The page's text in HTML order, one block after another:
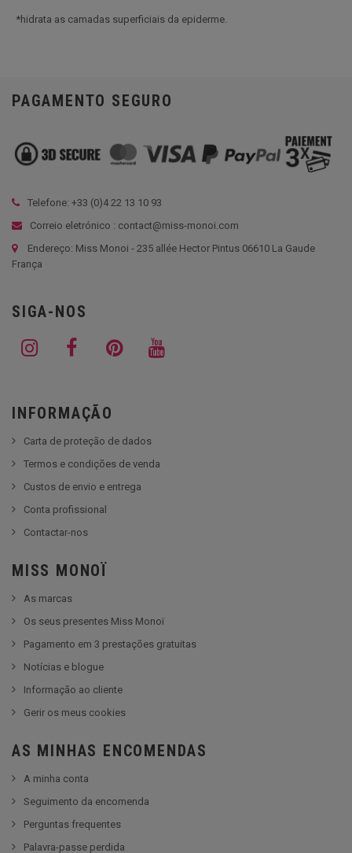
*hidrata as camadas superficiais da epiderme.
PAGAMENTO SEGURO
Telefone: +33 (0)4 22 13 10 93
Correio eletrónico : contact@miss-monoi.com
Endereço: Miss Monoi - 235 allée Hector Pintus 06610 La Gaude
França
SIGA-NOS
INFORMAÇÃO
Carta de proteção de dados
Termos e condições de venda
Custos de envio e entrega
Conta profissional
Contactar-nos
MISS MONOÏ
As marcas
Os seus presentes Miss Monoï
Pagamento em 3 prestações gratuitas
Notícias e blogue
Informação ao cliente
Gerir os meus cookies
AS MINHAS ENCOMENDAS
A minha conta
Seguimento da encomenda
Perguntas frequentes
Palavra-passe perdida